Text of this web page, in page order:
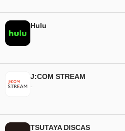
Hulu
J:COM STREAM
-
TSUTAYA DISCAS